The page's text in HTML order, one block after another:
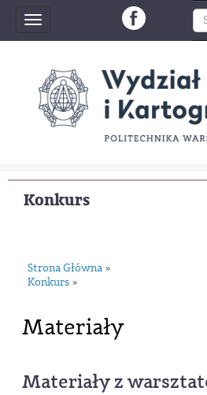
Toggle
navigation
Konkurs
Strona Główna »
Konkurs »
Materiały
Materiały z